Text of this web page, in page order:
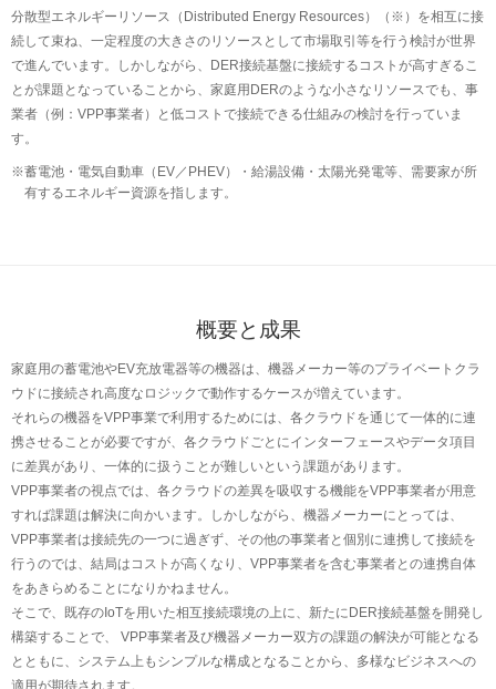
分散型エネルギーリソース（Distributed Energy Resources）（※）を相互に接
続して束ね、一定程度の大きさのリソースとして市場取引等を行う検討が世界
で進んでいます。しかしながら、DER接続基盤に接続するコストが高すぎるこ
とが課題となっていることから、家庭用DERのような小さなリソースでも、事
業者（例：VPP事業者）と低コストで接続できる仕組みの検討を行っていま
す。
※蓄電池・電気自動車（EV／PHEV）・給湯設備・太陽光発電等、需要家が所
有するエネルギー資源を指します。
概要と成果
家庭用の蓄電池やEV充放電器等の機器は、機器メーカー等のプライベートクラ
ウドに接続され高度なロジックで動作するケースが増えています。
それらの機器をVPP事業で利用するためには、各クラウドを通じて一体的に連
携させることが必要ですが、各クラウドごとにインターフェースやデータ項目
に差異があり、一体的に扱うことが難しいという課題があります。
VPP事業者の視点では、各クラウドの差異を吸収する機能をVPP事業者が用意
すれば課題は解決に向かいます。しかしながら、機器メーカーにとっては、
VPP事業者は接続先の一つに過ぎず、その他の事業者と個別に連携して接続を
行うのでは、結局はコストが高くなり、VPP事業者を含む事業者との連携自体
をあきらめることになりかねません。
そこで、既存のIoTを用いた相互接続環境の上に、新たにDER接続基盤を開発し
構築することで、 VPP事業者及び機器メーカー双方の課題の解決が可能となる
とともに、システム上もシンプルな構成となることから、多様なビジネスへの
適用が期待されます。